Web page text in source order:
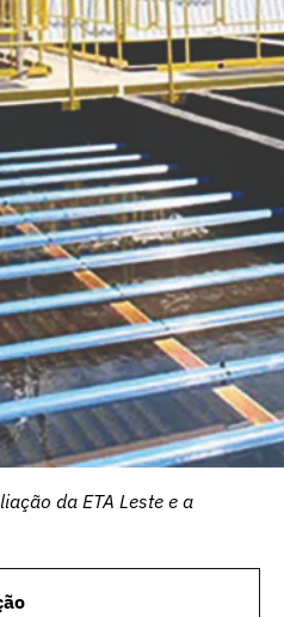
da ETA Leste e a